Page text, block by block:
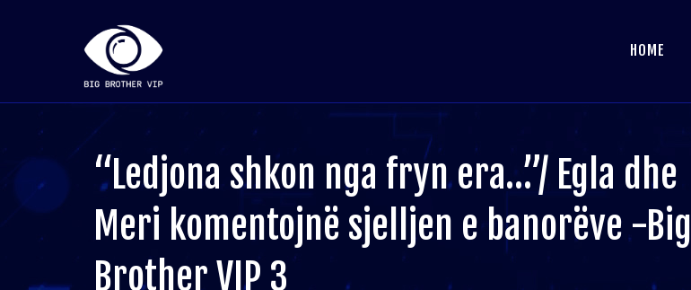
HOME
“Ledjona shkon nga fryn era…”/ Egla dhe
Meri komentojnë sjelljen e banorëve -Big
Brother VIP 3